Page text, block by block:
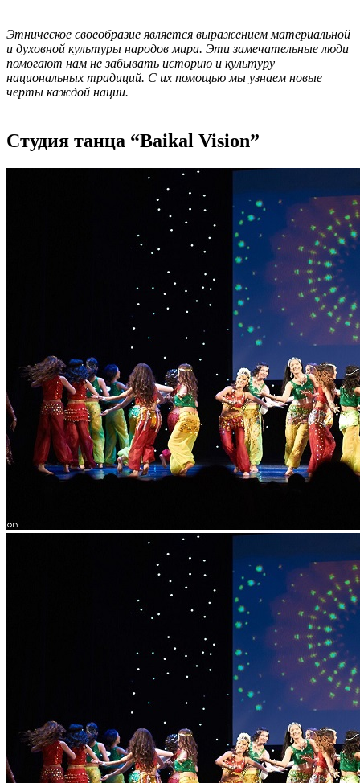
Этническое своеобразие является выражением материальной
и духовной культуры народов мира. Эти замечательные люди
помогают нам не забывать историю и культуру
национальных традиций. С их помощью мы узнаем новые
черты каждой нации.
Студия танца “Baikal Vision”